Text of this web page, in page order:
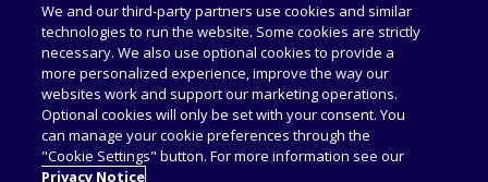
Política de privacidade
This website uses cookies. Continuing to use this website gives
We and our third-party partners use cookies and similar
technologies to run the website. Some cookies are strictly
necessary. We also use optional cookies to provide a
more personalized experience, improve the way our
websites work and support our marketing operations.
Optional cookies will only be set with your consent. You
can manage your cookie preferences through the
"Cookie Settings" button. For more information see our
Privacy Notice